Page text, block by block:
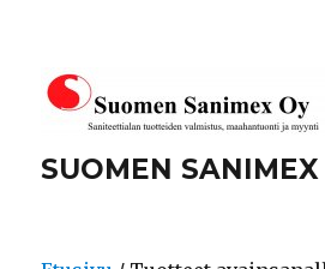
SUOMEN SANIMEX